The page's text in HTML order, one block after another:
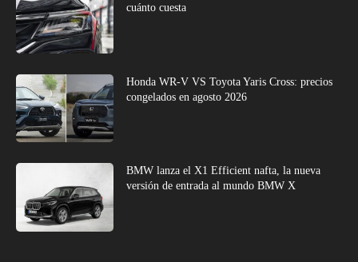
cuánto cuesta
Honda WR-V VS Toyota Yaris Cross: precios
congelados en agosto 2026
BMW lanza el X1 Efficient nafta, la nueva
versión de entrada al mundo BMW X